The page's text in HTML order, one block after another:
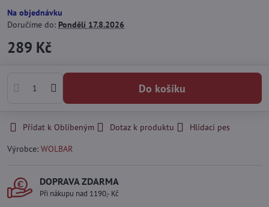
Na objednávku
Doručíme do: Pondělí 17.8.2026
289 Kč
Do košíku
Přidat k Oblíbeným Dotaz k produktu
Hlídací pes
Výrobce: WOLBAR
DOPRAVA ZDARMA
Při nákupu nad 1190,- Kč